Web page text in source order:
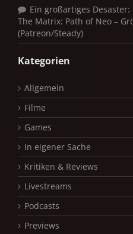
Ein großartiges
The Matrix: Path of Neo –
(Patreon/Steady)
Kategorien
Allgemein
Filme
Games
In eigener Sache
Kritiken & Reviews
Livestreams
Podcasts
Previews